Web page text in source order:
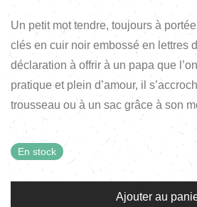
Un petit mot tendre, toujours à
clés en cuir noir embossé en lettres
déclaration à offrir à un papa que
pratique et plein d’amour, il
trousseau ou à un sac grâce à son
En stock
Ajouter au